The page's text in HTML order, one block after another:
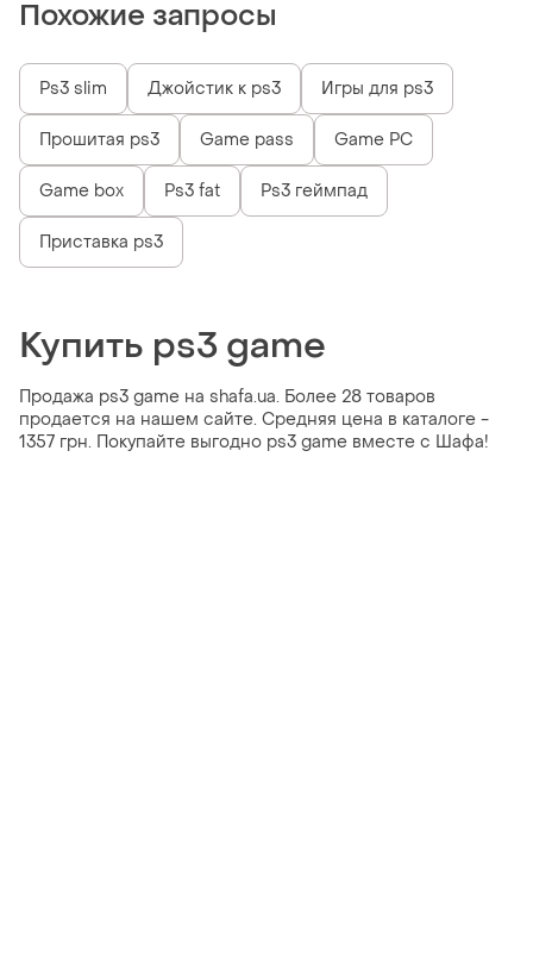
Похожие запросы
Ps3 slim Джойстик к ps3 Игры для ps3
Прошитая ps3 Game pass Game PC
Game box Ps3 fat Ps3 геймпад
Приставка ps3
Купить ps3 game
Продажа ps3 game на shafa.ua. Более 28 товаров
продается на нашем сайте. Средняя цена в каталоге -
1357 грн. Покупайте выгодно ps3 game вместе с Шафа!